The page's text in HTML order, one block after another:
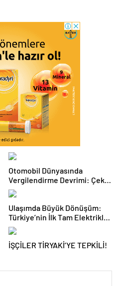
Otomobil Dünyasında
Vergilendirme Devrimi: Çekiş
Sistemleri ve Yeni Dönem
Ulaşımda Büyük Dönüşüm:
Türkiye’nin İlk Tam Elektrikli
Akaryakıt İstasyonu Deneyimi
İŞÇİLER TİRYAKİ’YE TEPKİLİ!